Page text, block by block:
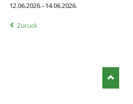
12.06.2026.–14.06.2026.
Zurück